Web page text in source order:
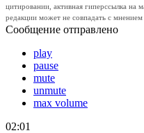
цитировании, активная гиперссылка на
редакции может не совпадать с
Сообщение отправлено
play
pause
mute
unmute
max volume
02:01